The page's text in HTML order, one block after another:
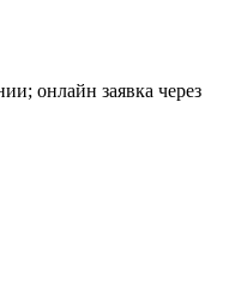
онлайн заявка через